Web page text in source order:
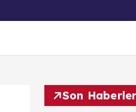
Son Haberler